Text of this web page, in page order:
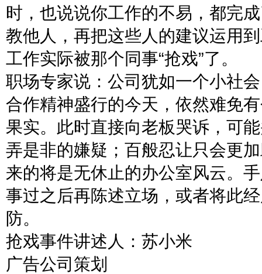
时，也说说你工作的不易，都完
教他人，再把这些人的建议运用
工作实际被那个同事“抢戏”了。
职场专家说：公司犹如一个小社
合作精神盛行的今天，依然难免
果实。此时直接向老板哭诉，可
弄是非的嫌疑；百般忍让只会更
来的将是无休止的办公室风云。
事过之后再陈述立场，或者将此
防。
抢戏事件讲述人：苏小米
广告公司策划